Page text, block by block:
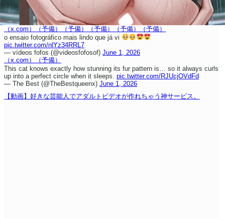
（x.com） （予備） （予備） （予備） （予備）
（予備）
o ensaio fotográfico mais lindo que já vi
pic.twitter.com/nlYz34RRL7
— vídeos fofos (@videosfofosof) June 1, 2026
（x.com）
（予備）
This cat knows exactly how stunning its fur pattern is… so it always curls
up into a perfect circle when it sleeps. pic.twitter.com/RJUcjOVdFd
— The Best (@TheBestqueenx) June 1, 2026
【動画】好きな芸能人でアダルトビデオが作れちゃう神サービス。